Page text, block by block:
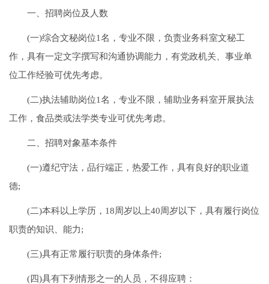
一、招聘岗位及人数
(一)综合文秘岗位1名，专业不限，负责业务科室文秘工
作，具有一定文字撰写和沟通协调能力，有党政机关、事业单
位工作经验可优先考虑。
(二)执法辅助岗位1名，专业不限，辅助业务科室开展执法
工作，食品类或法学类专业可优先考虑。
二、招聘对象基本条件
(一)遵纪守法，品行端正，热爱工作，具有良好的职业道
德;
(二)本科以上学历，18周岁以上40周岁以下，具有履行岗位
职责的知识、能力;
(三)具有正常履行职责的身体条件;
(四)具有下列情形之一的人员，不得应聘：